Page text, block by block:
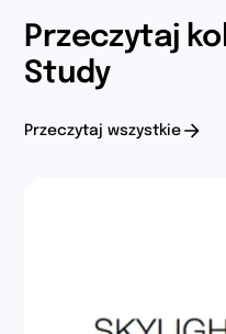
Przeczytaj
Study
Przeczytaj wszystkie